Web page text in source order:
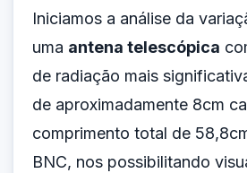
Iniciamos a análise da
uma antena telescópica
de radiação mais
de aproximadamente 8cm
comprimento total de
BNC, nos possibilitando